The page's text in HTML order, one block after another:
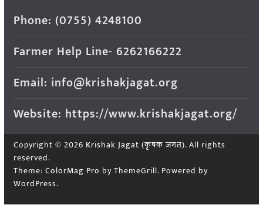
Phone: (0755) 4248100
Farmer Help Line- 6262166222
Email: info@krishakjagat.org
Website: https://www.krishakjagat.org/
Copyright © 2026 Krishak Jagat (कृषक जगत). All rights
reserved.
Theme: ColorMag Pro by ThemeGrill. Powered by
WordPress.